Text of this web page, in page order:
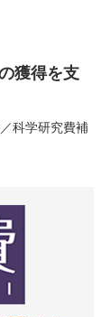
獲得を支
科学研究費補